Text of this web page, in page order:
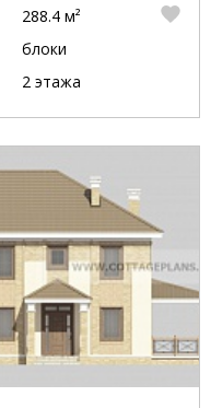
288.4 м²
блоки
2 этажа